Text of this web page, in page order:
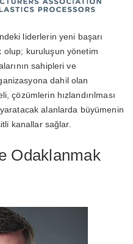
liderlerin yeni başarı
olup; kuruluşun yönetim
sahipleri ve
dahil olan
çözümlerin hızlandırılması
alanlarda büyümenin
kanallar sağlar.
Odaklanmak